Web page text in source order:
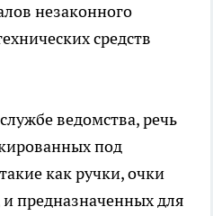
незаконного
средств
ведомства, речь
под
как ручки, очки
предназначенных для